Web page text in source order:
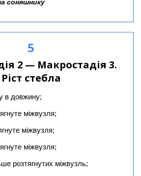
соняшнику
5
2 — Макростадія 3.
Ріст стебла
в довжину;
міжвузля;
міжвузля;
міжвузля;
розтягнутих міжвузль;